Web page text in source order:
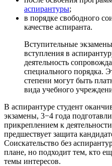
аспирантуры;
в порядке свободного
качестве аспиранта.
Вступительные
вступления в
деятельность
специального порядка.
степени могут быть
вида учебного
В аспирантуре студент
экзамены, 3−4 года
прикреплением к
предшествует защита
Соискательство без
плане, но подходит тем, кто
темы интересов.